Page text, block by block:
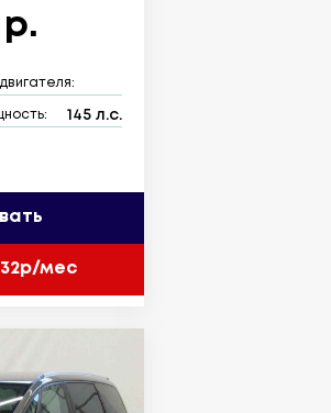
двигателя:
145 л.с.
мес